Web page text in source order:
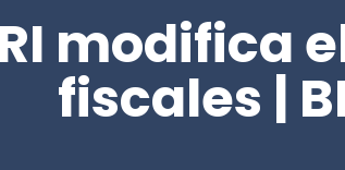
modifica
fiscales |